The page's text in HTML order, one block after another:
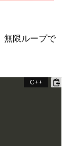
無限ループで